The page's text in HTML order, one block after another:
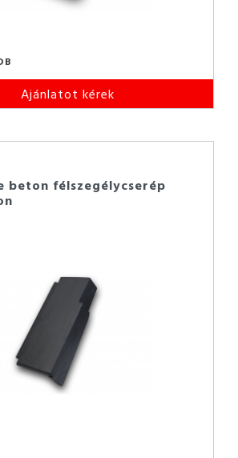
Ajánlatot kérek
beton félszegélycserép